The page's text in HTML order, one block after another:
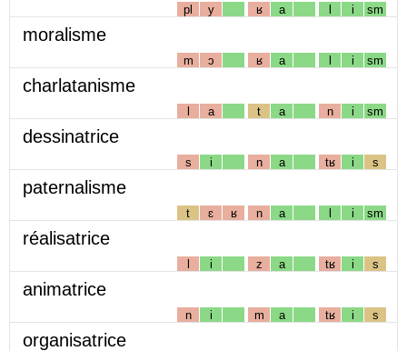
pl y ʁ a l i sm
moralisme
m ɔ ʁ a l i sm
charlatanisme
l a t a n i sm
dessinatrice
s i n a tʁ i s
paternalisme
t ɛ ʁ n a l i sm
réalisatrice
l i z a tʁ i s
animatrice
n i m a tʁ i s
organisatrice